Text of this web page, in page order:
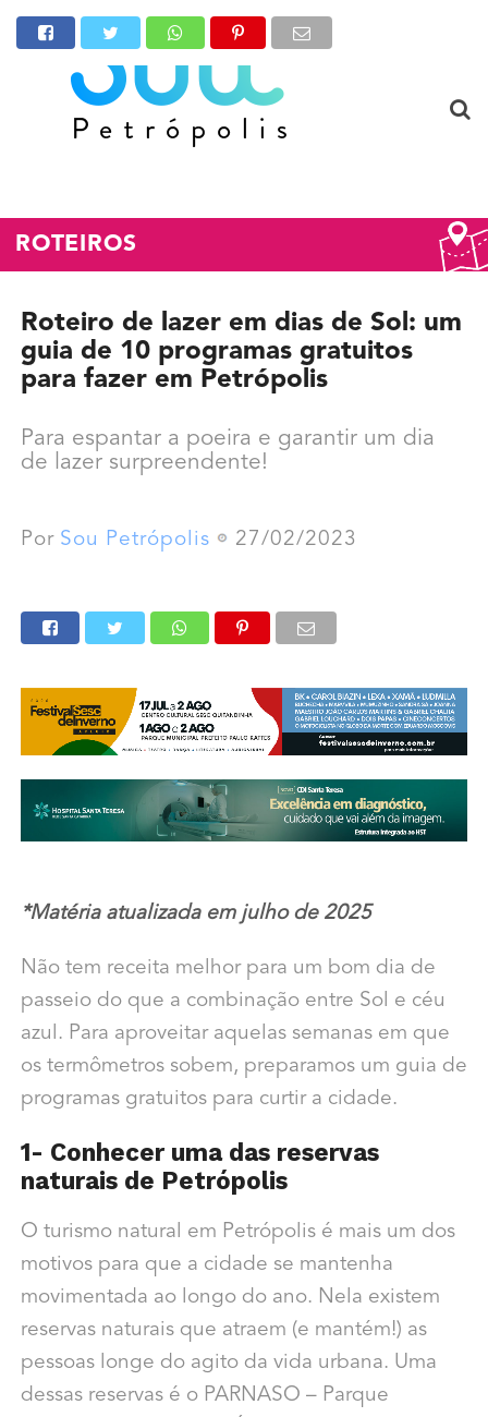
ROTEIROS
Roteiro de lazer em dias de Sol: um
guia de 10 programas gratuitos
para fazer em Petrópolis
Para espantar a poeira e garantir um dia
de lazer surpreendente!
Por Sou Petrópolis 27/02/2023
*Matéria atualizada em julho de 2025
Não tem receita melhor para um bom dia de
passeio do que a combinação entre Sol e céu
azul. Para aproveitar aquelas semanas em que
os termômetros sobem, preparamos um guia de
programas gratuitos para curtir a cidade.
1- Conhecer uma das reservas
naturais de Petrópolis
O turismo natural em Petrópolis é mais um dos
motivos para que a cidade se mantenha
movimentada ao longo do ano. Nela existem
reservas naturais que atraem (e mantém!) as
pessoas longe do agito da vida urbana. Uma
dessas reservas é o PARNASO – Parque